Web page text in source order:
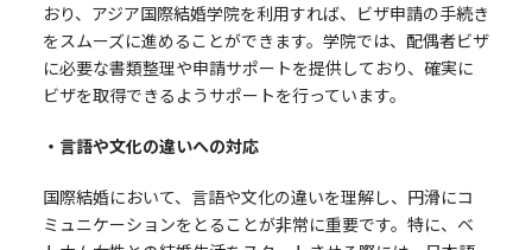
おり、アジア国際結婚学院を利用すれば、ビザ申請の手続き
をスムーズに進めることができます。学院では、配偶者ビザ
に必要な書類整理や申請サポートを提供しており、確実に
ビザを取得できるようサポートを行っています。
・言語や文化の違いへの対応
国際結婚において、言語や文化の違いを理解し、円滑にコ
ミュニケーションをとることが非常に重要です。特に、ベ